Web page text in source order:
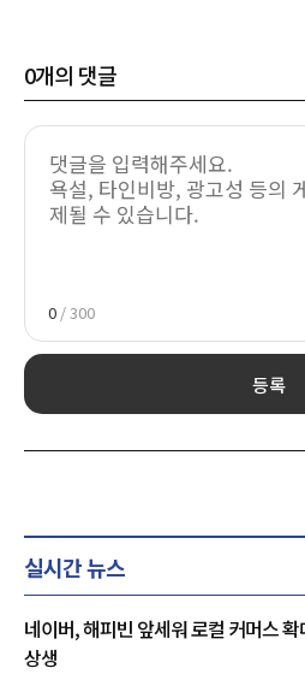
0개의 댓글
0 / 300
등록
실시간 뉴스
네이버, 해피빈 앞세워 로컬 커머스
상생